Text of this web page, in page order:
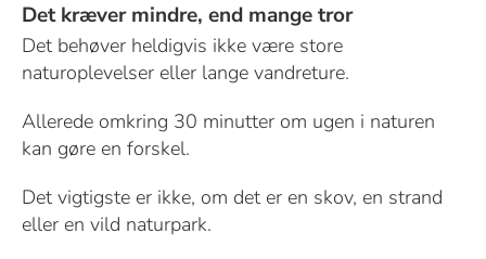
Det kræver mindre, end mange tror
Det behøver heldigvis ikke være store
naturoplevelser eller lange vandreture.
Allerede omkring 30 minutter om ugen i naturen
kan gøre en forskel.
Det vigtigste er ikke, om det er en skov, en strand
eller en vild naturpark.